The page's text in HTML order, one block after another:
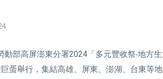
動部高屏澎東分署2024「多元豐收祭‧地方
蛋舉行，集結高雄、屏東、澎湖、台東等